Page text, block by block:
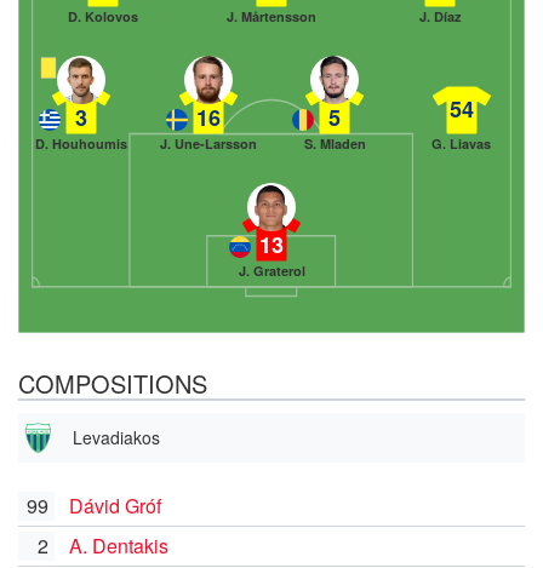
13
J. Graterol
3
D. Houhoumis
16
J. Une-Larsson
5
S. Mladen
54
G. Liavas
D. Kolovos J. Mårtensson J. Díaz
COMPOSITIONS
Levadiakos
99
Dávid Gróf
2
A. Dentakis